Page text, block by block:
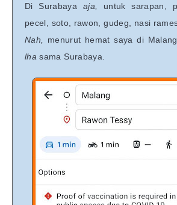
Di Surabaya aja, untuk sarapan,
pecel, soto, rawon, gudeg, nasi
Nah, menurut hemat saya di
lhasama Surabaya.